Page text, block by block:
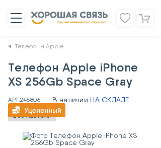
Телефоны Apple
Телефон Apple iPhone
XS 256Gb Space Gray
АРТ.245806 В наличии НА СКЛАДЕ
Без RuStore